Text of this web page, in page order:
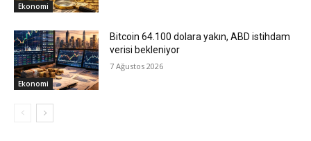
Ekonomi
Ekonomi
Bitcoin 64.100 dolara yakın, ABD istihdam
verisi bekleniyor
7 Ağustos 2026